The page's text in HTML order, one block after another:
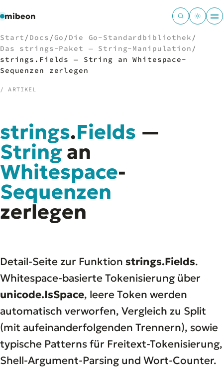
mibeon
02MB
03Projekte
04Leistungen
05 Docs
06Tools
07Welten
Start / Docs /Go / Die Go-Standardbibliothek /
Das strings-Paket — String-Manipulation /
strings.Fields — String an Whitespace-
Sequenzen zerlegen
/ ARTIKEL
strings.Fields —
String an
Whitespace-
Sequenzen
zerlegen
Detail-Seite zur Funktion strings.Fields.
Whitespace-basierte Tokenisierung über
unicode.IsSpace, leere Token werden
automatisch verworfen, Vergleich zu Split
(mit aufeinanderfolgenden Trennern), sowie
typische Patterns für Freitext-Tokenisierung,
Shell-Argument-Parsing und Wort-Counter.